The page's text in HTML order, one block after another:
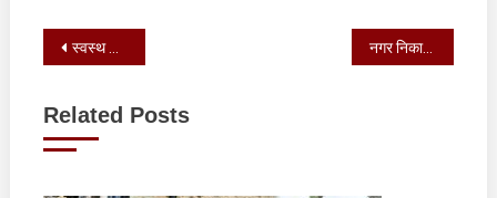
Post
स्वस्थ नारी–सशक्त परिवार’ थीम पर रक्तदान शिविर एवं विशेष स्वास्थ्य शिविर का आयोजन किया नगर निकायों में देवभूमि रजत जयंती पार्कों के निर्माण हेतु ₹13 करोड़ की धनराशि का अनुमोदन प्रदान किया
Related Posts